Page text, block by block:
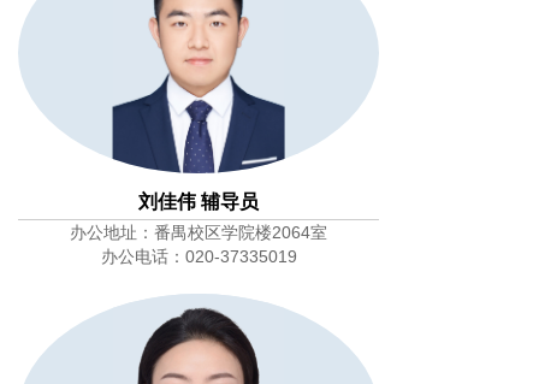
刘佳伟 辅导员
办公地址：番禺校区学院楼2064室
办公电话：020-37335019